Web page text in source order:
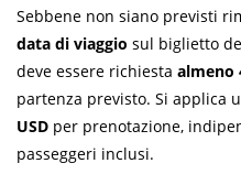
Sebbene non siano previsti
data di viaggio sul biglietto
deve essere richiesta almeno
partenza previsto. Si applica
USD per prenotazione,
passeggeri inclusi.